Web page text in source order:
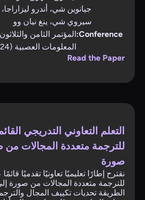
جيانوين شي، أندرو ليزاراجا،
سيروي شي، ينغ نيان وو
Conference: المؤتمر الثامن
المعلومات العصبية (NeuRIPS 2024)
Read the Paper
التعلم التعاوني التدريجي
للترجمة متعددة المجالات
صورة
نقترح إطارًا تعليميًا تعاونيًا تقدميًا
للترجمة متعددة المجالات من صورة
الطريقة تحديات تكييف المجال